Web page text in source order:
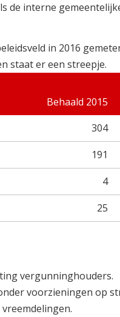
de interne
in 2016
staat er een streepje.
Behaald 2015
304
191
4
25
vergunninghouders.
voorzieningen op